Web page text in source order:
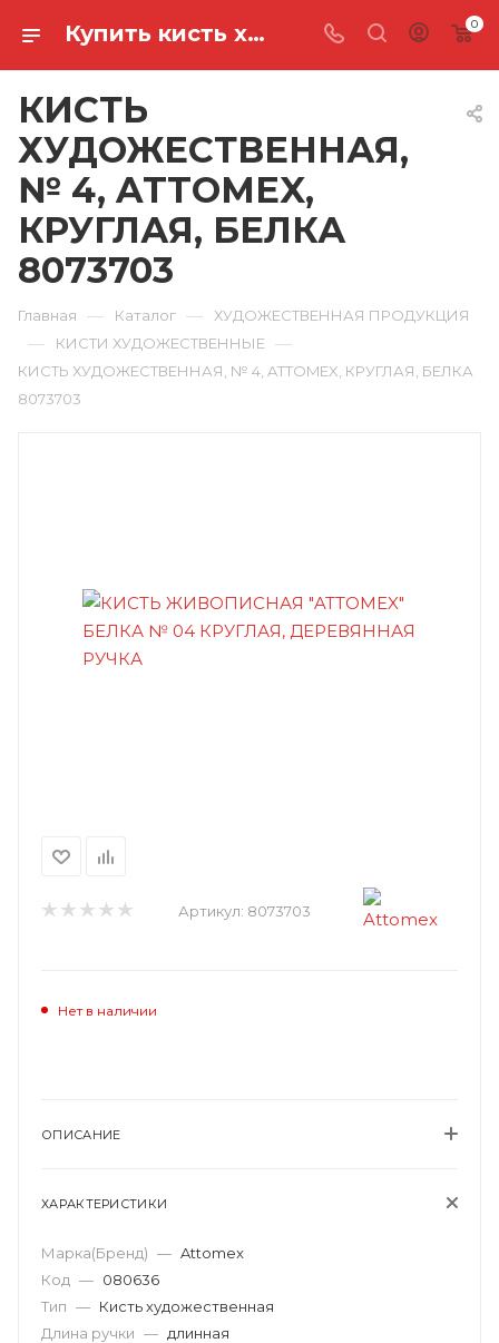
Купить кисть художественная, № 4, attomex, круглая, белка 8073703 в Ростове-на-Дону 0
КИСТЬ
ХУДОЖЕСТВЕННАЯ,
№ 4, ATTOMEX,
КРУГЛАЯ, БЕЛКА
8073703
Главная — Каталог — ХУДОЖЕСТВЕННАЯ ПРОДУКЦИЯ
— КИСТИ ХУДОЖЕСТВЕННЫЕ —
КИСТЬ ХУДОЖЕСТВЕННАЯ, № 4, ATTOMEX, КРУГЛАЯ, БЕЛКА
8073703
Артикул: 8073703
Нет в наличии
ОПИСАНИЕ
ХАРАКТЕРИСТИКИ
Марка(Бренд) — Attomex
Код — 080636
Тип — Кисть художественная
Длина ручки — длинная